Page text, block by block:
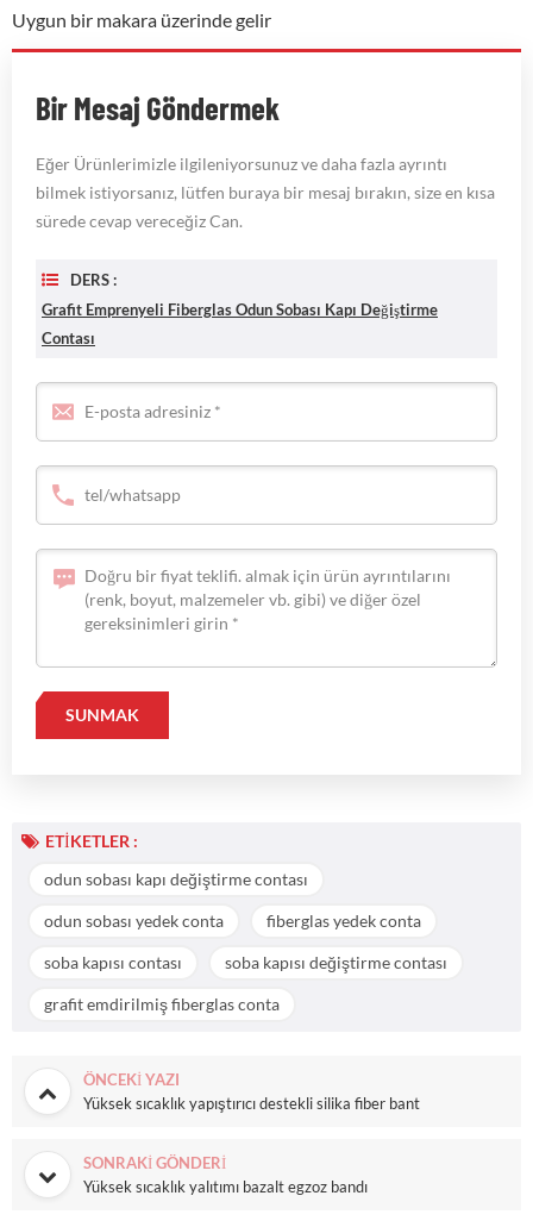
Uygun bir makara üzerinde gelir
Bir Mesaj Göndermek
Eğer Ürünlerimizle ilgileniyorsunuz ve daha fazla ayrıntı
bilmek istiyorsanız, lütfen buraya bir mesaj bırakın, size en kısa
sürede cevap vereceğiz Can.
DERS :
Grafit Emprenyeli Fiberglas Odun Sobası Kapı Değiştirme
Contası
ETIKETLER :
odun sobası kapı değiştirme contası
odun sobası yedek conta fiberglas yedek conta
soba kapısı contası soba kapısı değiştirme contası
grafit emdirilmiş fiberglas conta
ÖNCEKI YAZI
Yüksek sıcaklık yapıştırıcı destekli silika fiber bant
SONRAKI GÖNDERI
Yüksek sıcaklık yalıtımı bazalt egzoz bandı